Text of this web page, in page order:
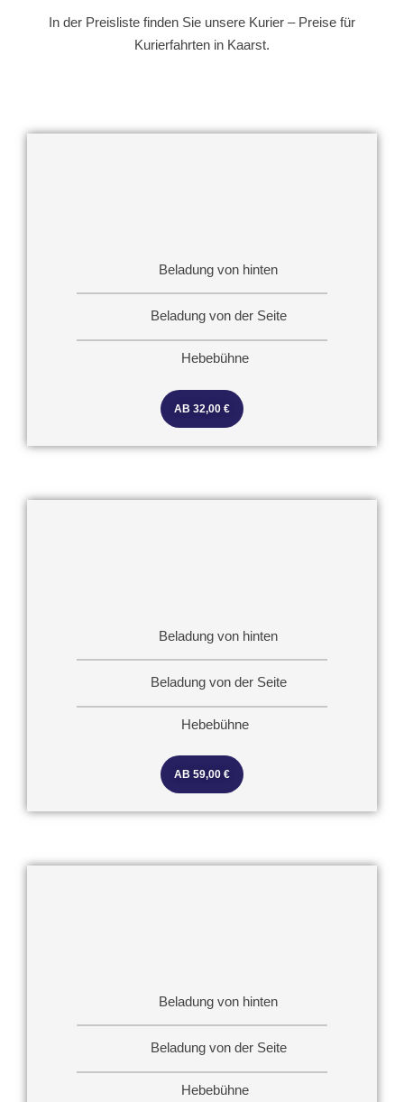
In der Preisliste finden Sie unsere Kurier – Preise für
Kurierfahrten in Kaarst.
Beladung von hinten
Beladung von der Seite
Hebebühne
AB 32,00 €
Beladung von hinten
Beladung von der Seite
Hebebühne
AB 59,00 €
Beladung von hinten
Beladung von der Seite
Hebebühne